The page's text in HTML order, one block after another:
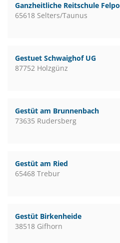
Ganzheitliche Reitschule Felpo
65618 Selters/Taunus
Gestuet Schwaighof UG
87752 Holzgünz
Gestüt am Brunnenbach
73635 Rudersberg
Gestüt am Ried
65468 Trebur
Gestüt Birkenheide
38518 Gifhorn